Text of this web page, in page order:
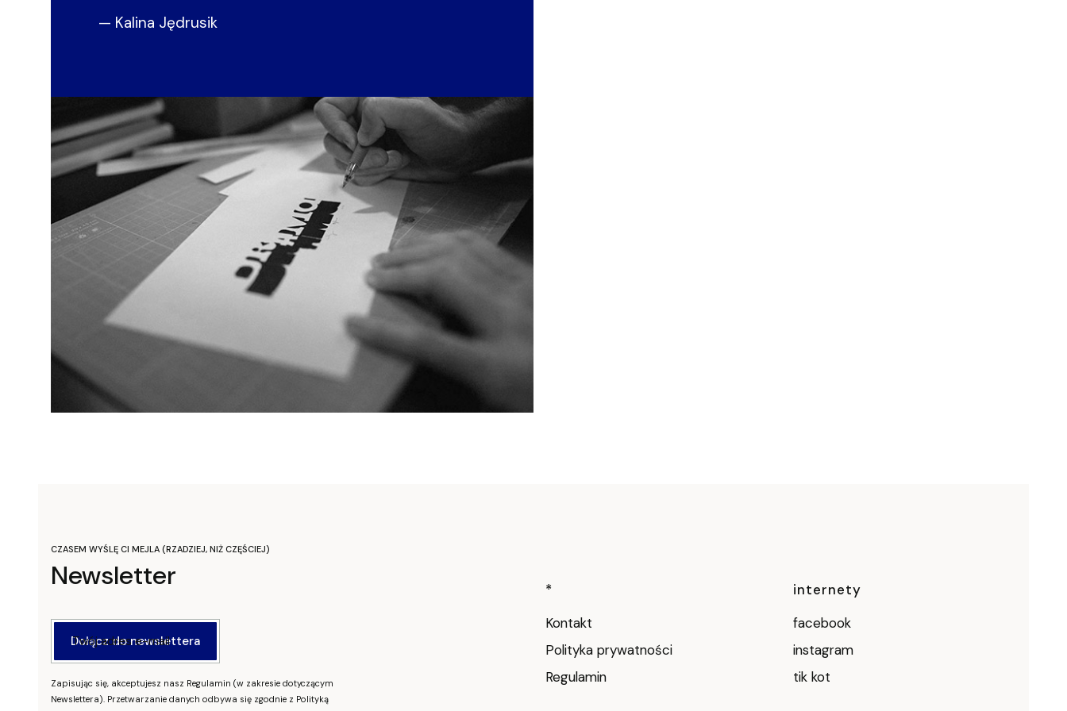
— Kalina Jędrusik
CZASEM WYŚLĘ CI MEJLA (RZADZIEJ, NIŻ CZĘŚCIEJ)
Newsletter
Twój adres e-mail
Dołącz do newslettera
Zapisując się, akceptujesz nasz Regulamin (w zakresie dotyczącym
Newslettera). Przetwarzanie danych odbywa się zgodnie z Polityką
Linki w stopce
*
Kontakt
Polityka prywatności
Regulamin
internety
facebook
instagram
tik kot